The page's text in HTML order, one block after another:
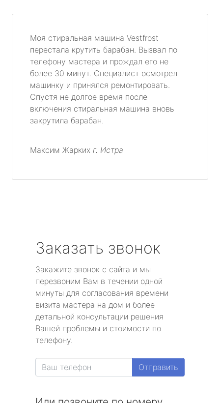
Моя стиральная машина Vestfrost
перестала крутить барабан. Вызвал по
телефону мастера и прождал его не
более 30 минут. Специалист осмотрел
машинку и принялся ремонтировать.
Спустя не долгое время после
включения стиральная машина вновь
закрутила барабан.
Максим Жарких г. Истра
Заказать звонок
Закажите звонок с сайта и мы
перезвоним Вам в течении одной
минуты для согласования времени
визита мастера на дом и более
детальной консультации решения
Вашей проблемы и стоимости по
телефону.
Отправить